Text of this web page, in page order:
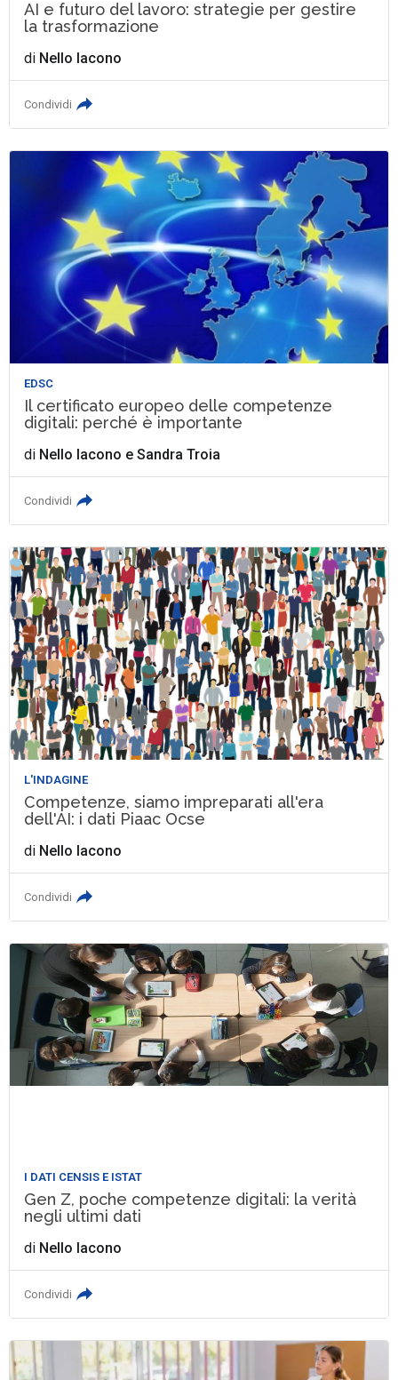
AI e futuro del lavoro: strategie per gestire
la trasformazione
di Nello Iacono
Condividi
EDSC
Il certificato europeo delle competenze
digitali: perché è importante
di Nello Iacono eSandra Troia
Condividi
L'INDAGINE
Competenze, siamo impreparati all'era
dell'AI: i dati Piaac Ocse
di Nello Iacono
Condividi
I DATI CENSIS E ISTAT
Gen Z, poche competenze digitali: la verità
negli ultimi dati
di Nello Iacono
Condividi